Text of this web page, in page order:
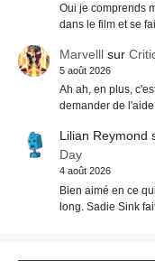
Oui je comprends
dans le film et se
Marvelllsur
5 août 2026
Ah ah, en plus,
demander de
Lilian Reymond
Day
4 août 2026
Bien aimé en ce
long. Sadie Sink